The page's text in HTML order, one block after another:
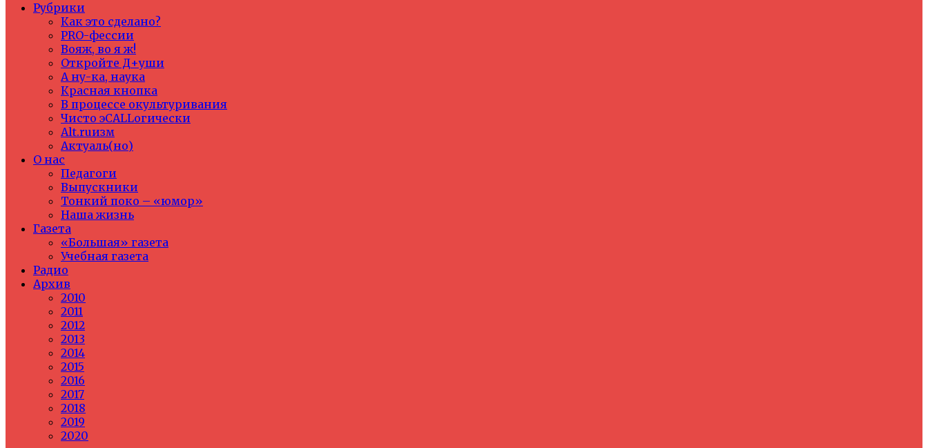
Рубрики
Как это сделано?
PRO-фессии
Вояж, во я ж!
Откройте Д+уши
А ну-ка, наука
Красная кнопка
В процессе окультуривания
Чисто эCALLогически
Alt.ruизм
Актуаль(но)
О нас
Педагоги
Выпускники
Тонкий поко – «юмор»
Наша жизнь
Газета
«Большая» газета
Учебная газета
Радио
Архив
2010
2011
2012
2013
2014
2015
2016
2017
2018
2019
2020